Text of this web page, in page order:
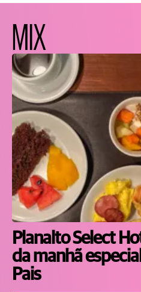
MIX
Planalto Select
da manhã
Pais